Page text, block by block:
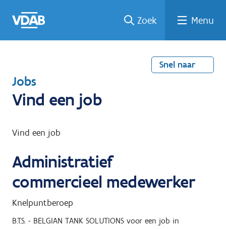
naar
een
een
job
naar
Zoek Menu
Snel naar
T
e
u
n
a
r
Jobs
Vind een job
Vind een job
Administratief
commercieel medewerker
Knelpuntberoep
B.T.S. - BELGIAN TANK SOLUTIONS voor een job in